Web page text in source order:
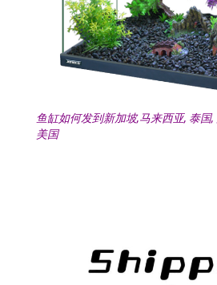
鱼缸如何发到新加坡,马来西亚, 泰国,
美国